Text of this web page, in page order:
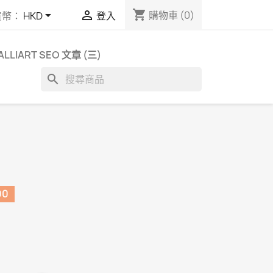
： HKD  登入 shopping_cart 購物車 (0)
SEO 文章 (三)
search